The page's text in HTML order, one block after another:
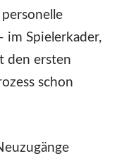
im Spielerkader,
den ersten
schon